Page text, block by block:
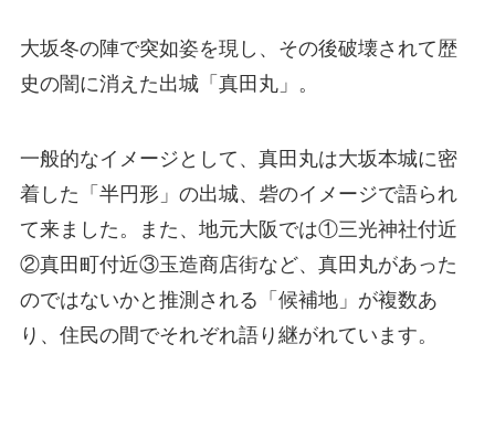
大坂冬の陣で突如姿を現し、その後破壊されて歴
史の闇に消えた出城「真田丸」。
一般的なイメージとして、真田丸は大坂本城に密
着した「半円形」の出城、砦のイメージで語られ
て来ました。また、地元大阪では①三光神社付近
②真田町付近③玉造商店街など、真田丸があった
のではないかと推測される「候補地」が複数あ
り、住民の間でそれぞれ語り継がれています。